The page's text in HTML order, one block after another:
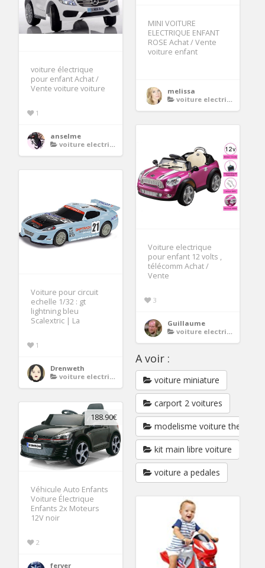
MINI VOITURE
ELECTRIQUE ENFANT
ROSE Achat / Vente
voiture enfant
melissa
voiture electrique enfant
voiture électrique
pour enfant Achat /
Vente voiture voiture
1
anselme
voiture electrique enfant
Voiture electrique
pour enfant 12 volts ,
télécomm Achat /
Vente
3
Guillaume
voiture electrique enfant
Voiture pour circuit
echelle 1/32 : gt
lightning bleu
Scalextric | La
1
Drenweth
voiture electrique enfant
A voir :
voiture miniature
carport 2 voitures
modelisme voiture
kit main libre voiture
voiture a pedales
188.90€
Véhicule Auto Enfants
Voiture Électrique
Enfants 2x Moteurs
12V noir
2
ferver